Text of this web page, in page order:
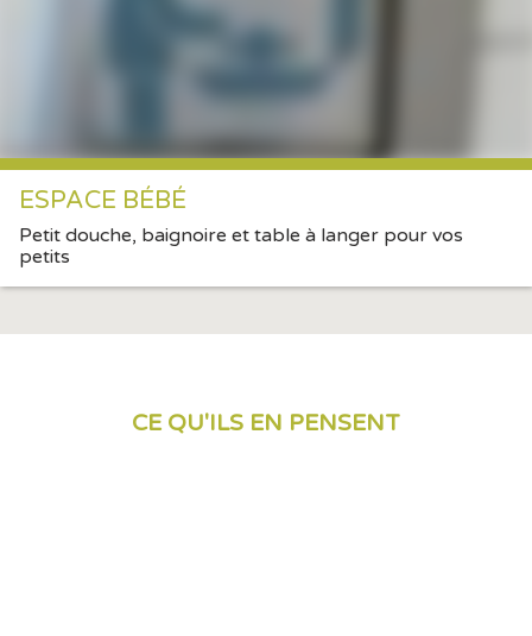
ESPACE BÉBÉ
Petit douche, baignoire et table à langer pour vos
petits
CE QU'ILS EN PENSENT